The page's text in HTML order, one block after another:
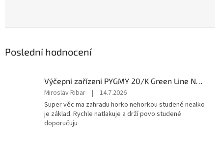
Poslední hodnocení
Výčepní zařízení PYGMY 20/K Green Line NEW komplet BAJONET
Hodnocení
produktu
je
5
Miroslav Ribar |
14.7.2026
Super věc ma zahradu horko nehorkou studené nealko
je základ. Rychle natlakuje a drží povo studené
doporučuju